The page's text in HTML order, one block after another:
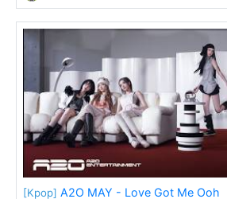
[Kpop] A2O MAY - Love Got Me Ooh